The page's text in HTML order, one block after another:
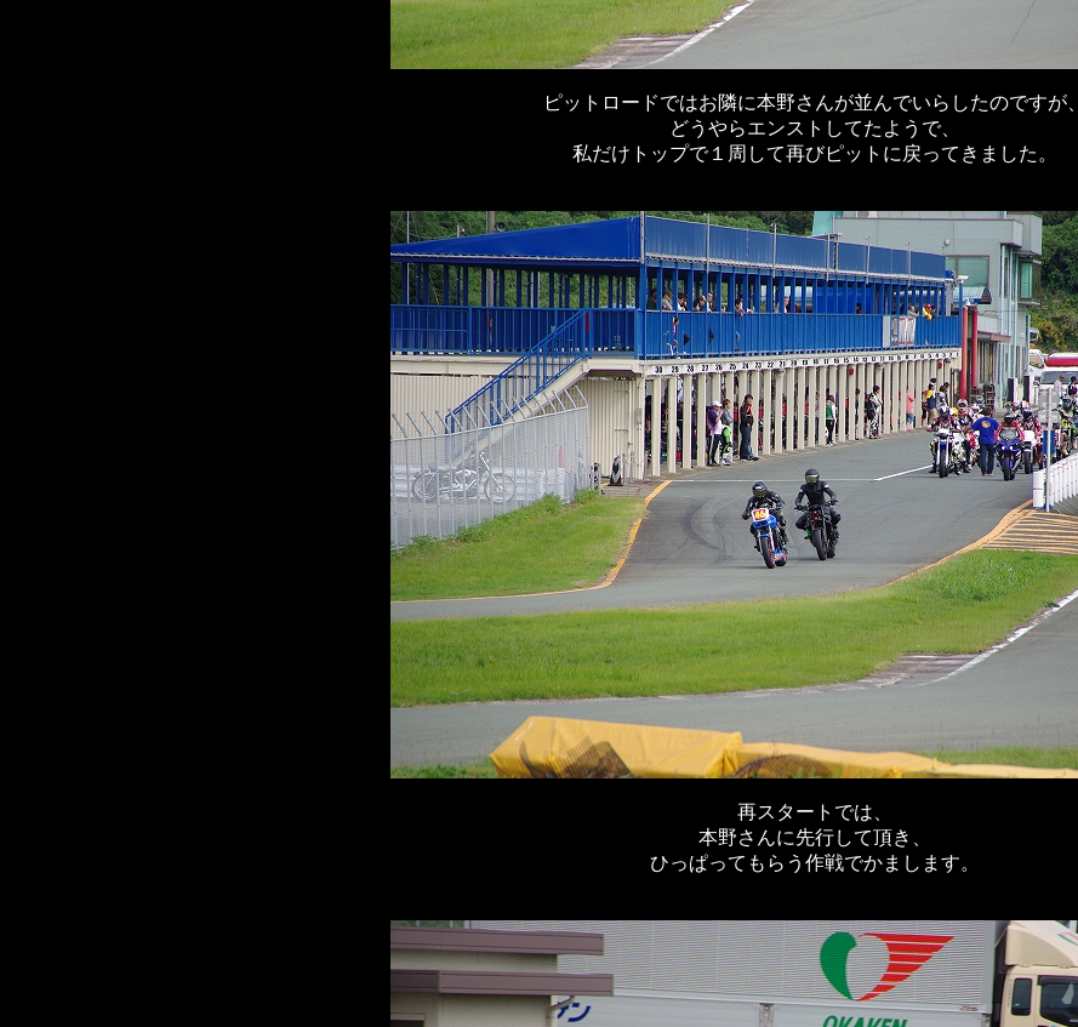
ピットロードではお隣に本野さんが並んでいらしたのですが、
どうやらエンストしてたようで、
私だけトップで１周して再びピットに戻ってきました。
再スタートでは、
本野さんに先行して頂き、
ひっぱってもらう作戦でかまします。